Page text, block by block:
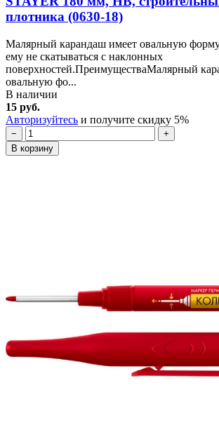
плотника (0630-18)
Малярный карандаш имеет овальную
ему не скатываться с наклонных
поверхностей.ПреимуществаМалярный
овальную фо...
В наличии
15 руб.
Авторизуйтесь и получите скидку 5%
−
+
В корзину